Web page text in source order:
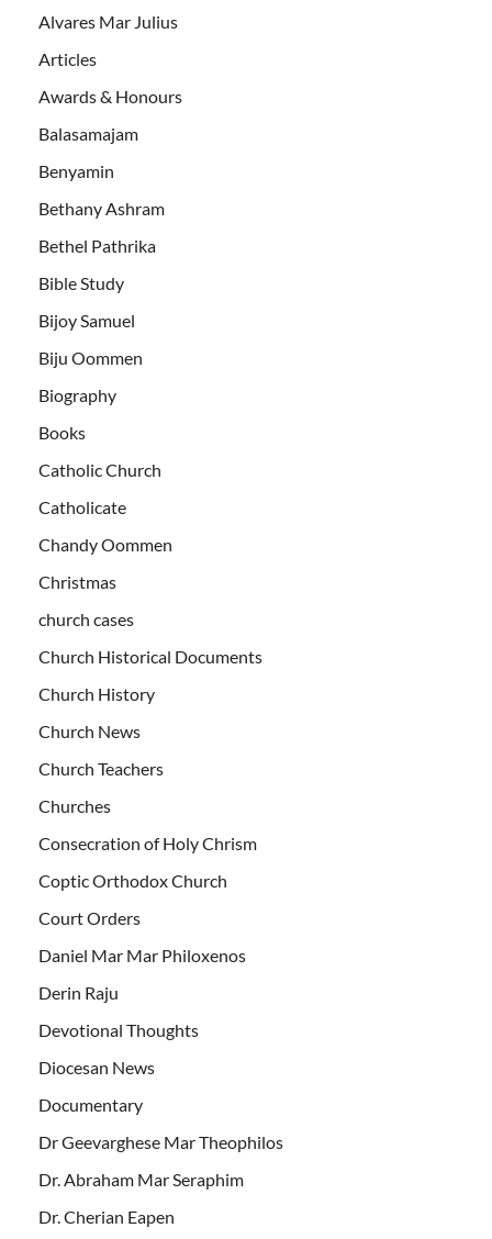
Alvares Mar Julius
Articles
Awards & Honours
Balasamajam
Benyamin
Bethany Ashram
Bethel Pathrika
Bible Study
Bijoy Samuel
Biju Oommen
Biography
Books
Catholic Church
Catholicate
Chandy Oommen
Christmas
church cases
Church Historical Documents
Church History
Church News
Church Teachers
Churches
Consecration of Holy Chrism
Coptic Orthodox Church
Court Orders
Daniel Mar Mar Philoxenos
Derin Raju
Devotional Thoughts
Diocesan News
Documentary
Dr Geevarghese Mar Theophilos
Dr. Abraham Mar Seraphim
Dr. Cherian Eapen